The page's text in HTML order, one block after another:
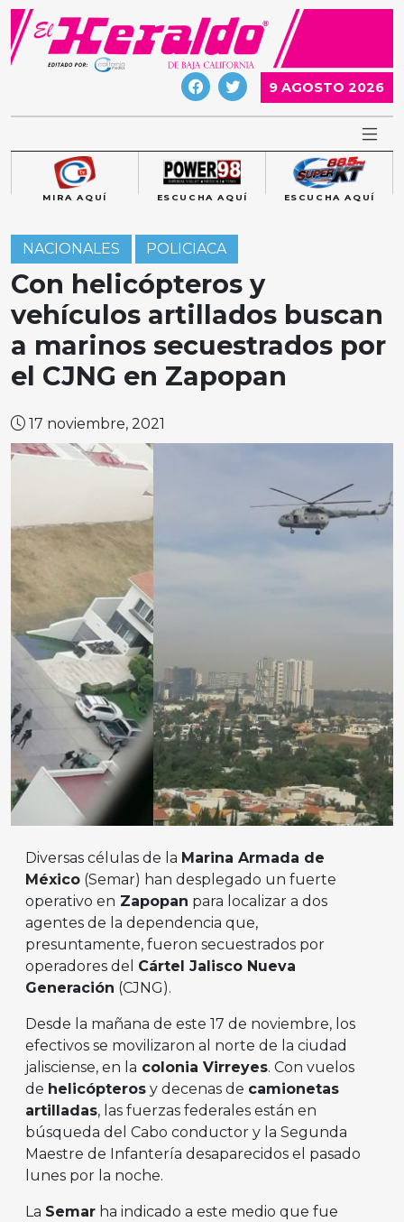
Skip
content
9 AGOSTO 2026
MIRA AQUÍ ESCUCHA AQUÍ ESCUCHA AQUÍ
NACIONALES POLICIACA
Con helicópteros y
vehículos artillados buscan
a marinos secuestrados por
el CJNG en Zapopan
17 noviembre, 2021
Diversas células de la Marina Armada de
México (Semar) han desplegado un fuerte
operativo en Zapopan para localizar a dos
agentes de la dependencia que,
presuntamente, fueron secuestrados por
operadores del Cártel Jalisco Nueva
Generación (CJNG).
Desde la mañana de este 17 de noviembre, los
efectivos se movilizaron al norte de la ciudad
jalisciense, en la colonia Virreyes. Con vuelos
de helicópteros y decenas de camionetas
artilladas, las fuerzas federales están en
búsqueda del Cabo conductor y la Segunda
Maestre de Infantería desaparecidos el pasado
lunes por la noche.
La Semar ha indicado a este medio que fue